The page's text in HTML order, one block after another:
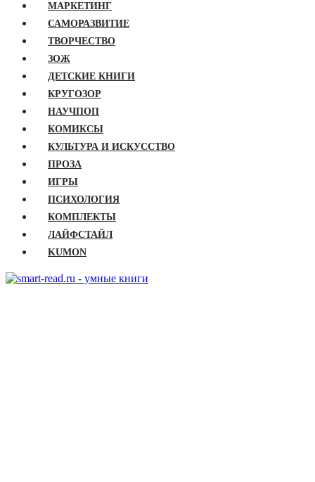
МАРКЕТИНГ
САМОРАЗВИТИЕ
ТВОРЧЕСТВО
ЗОЖ
ДЕТСКИЕ КНИГИ
КРУГОЗОР
НАУЧПОП
КОМИКСЫ
КУЛЬТУРА И ИСКУССТВО
ПРОЗА
ИГРЫ
ПСИХОЛОГИЯ
КОМПЛЕКТЫ
ЛАЙФСТАЙЛ
KUMON